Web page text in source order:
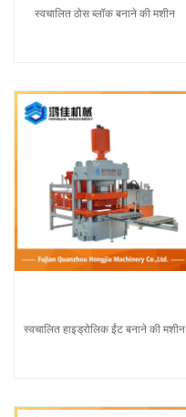
स्वचालित ठोस ब्लॉक बनाने की मशीन
स्वचालित हाइड्रोलिक ईंट बनाने की मशीन